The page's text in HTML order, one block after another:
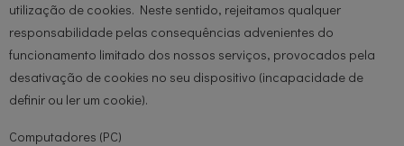
utilização de cookies. Neste sentido, rejeitamos qualquer
responsabilidade pelas consequências advenientes do
funcionamento limitado dos nossos serviços, provocados pela
desativação de cookies no seu dispositivo (incapacidade de
definir ou ler um cookie).
Computadores (PC)